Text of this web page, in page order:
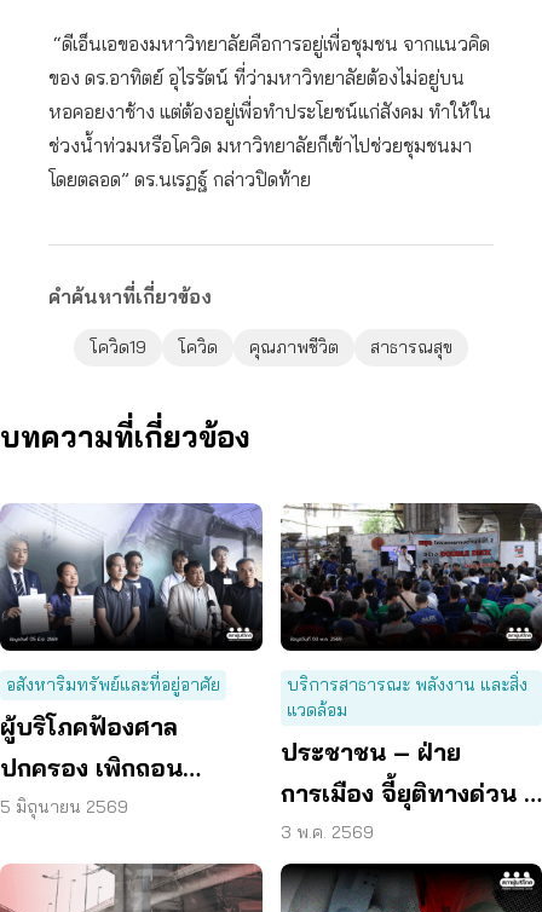
“ดีเอ็นเอของมหาวิทยาลัยคือการอยู่เพื่อชุมชน จากแนวคิด
ของ ดร.อาทิตย์ อุไรรัตน์ ที่ว่ามหาวิทยาลัยต้องไม่อยู่บน
หอคอยงาช้าง แต่ต้องอยู่เพื่อทำประโยชน์แก่สังคม ทำให้ใน
ช่วงน้ำท่วมหรือโควิด มหาวิทยาลัยก็เข้าไปช่วยชุมชนมา
โดยตลอด” ดร.นเรฏฐ์ กล่าวปิดท้าย
คำค้นหาที่เกี่ยวข้อง
โควิด19 โควิด คุณภาพชีวิต สาธารณสุข
บทความที่เกี่ยวข้อง
อสังหาริมทรัพย์และที่อยู่อาศัย
ผู้บริโภคฟ้องศาล
ปกครอง เพิกถอน
ผังเมืองรวม กทม. ฉบับ
คุณภาพชีวิต
5 มิถุนายน 2569
บริการสาธารณะ พลังงาน และสิ่ง
แวดล้อม
ประชาชน – ฝ่าย
การเมือง จี้ยุติทางด่วน 2
ชั้น ทำรัฐสูญรายได้ 1.7
แสนล้าน
3 พ.ค. 2569